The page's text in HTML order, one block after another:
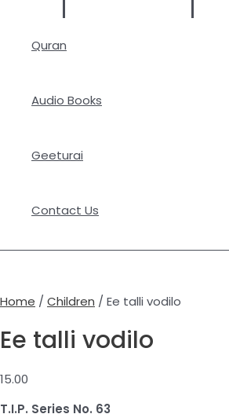
Quran
Audio Books
Geeturai
Contact Us
Home / Children / Ee talli vodilo
Ee talli vodilo
15.00
T.I.P. Series No. 63